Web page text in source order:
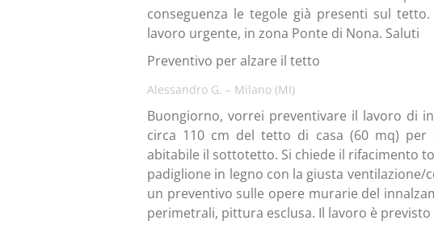
conseguenza le tegole già presenti sul
lavoro urgente, in zona Ponte di Nona. Saluti
Preventivo per alzare il tetto
Alessandro G. – Milano (MI)
Buongiorno, vorrei preventivare il lavoro di
circa 110 cm del tetto di casa (60 mq) per
abitabile il sottotetto. Si chiede il rifacimento
padiglione in legno con la giusta ventilazione/
un preventivo sulle opere murarie del
perimetrali, pittura esclusa. Il lavoro è